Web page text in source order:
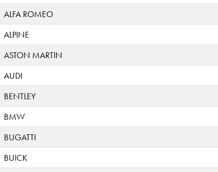
ALFA ROMEO
ALPINE
ASTON MARTIN
AUDI
BENTLEY
BMW
BUGATTI
BUICK